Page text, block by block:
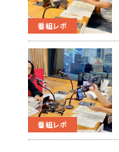
番組レポ
番組レポ